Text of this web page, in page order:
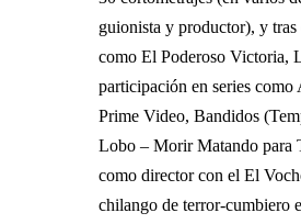
guionista y productor), y
como El Poderoso Victoria,
participación en series como
Prime Video, Bandidos
Lobo – Morir Matando para
como director con el El
chilango de terror-cumbiero